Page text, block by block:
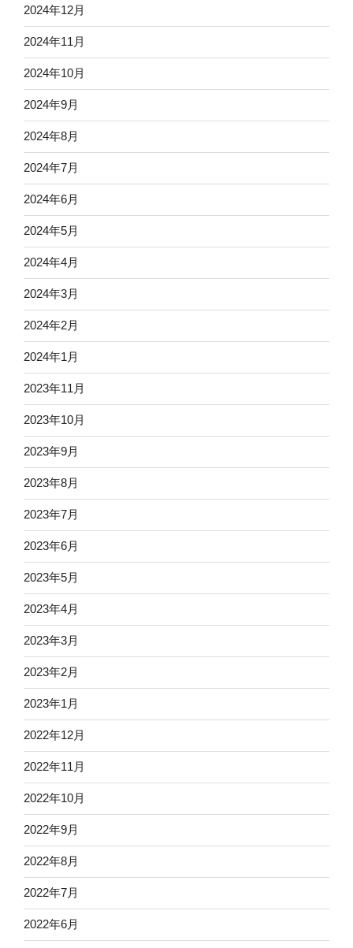
2024年12月
2024年11月
2024年10月
2024年9月
2024年8月
2024年7月
2024年6月
2024年5月
2024年4月
2024年3月
2024年2月
2024年1月
2023年11月
2023年10月
2023年9月
2023年8月
2023年7月
2023年6月
2023年5月
2023年4月
2023年3月
2023年2月
2023年1月
2022年12月
2022年11月
2022年10月
2022年9月
2022年8月
2022年7月
2022年6月